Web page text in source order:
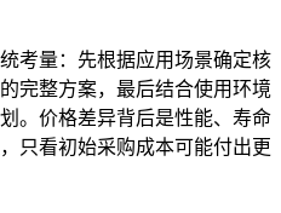
考量：先根据应用场景确定核
完整方案，最后结合使用环境
。价格差异背后是性能、寿命
只看初始采购成本可能付出更